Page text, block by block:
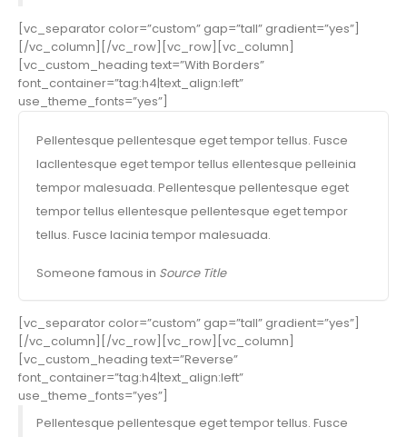
[vc_separator color=”custom” gap=”tall” gradient=”yes”]
[/vc_column][/vc_row][vc_row][vc_column]
[vc_custom_heading text=”With Borders”
font_container=”tag:h4|text_align:left”
use_theme_fonts=”yes”]
Pellentesque pellentesque eget tempor tellus. Fusce
lacllentesque eget tempor tellus ellentesque pelleinia
tempor malesuada. Pellentesque pellentesque eget
tempor tellus ellentesque pellentesque eget tempor
tellus. Fusce lacinia tempor malesuada.
Someone famous in Source Title
[vc_separator color=”custom” gap=”tall” gradient=”yes”]
[/vc_column][/vc_row][vc_row][vc_column]
[vc_custom_heading text=”Reverse”
font_container=”tag:h4|text_align:left”
use_theme_fonts=”yes”]
Pellentesque pellentesque eget tempor tellus. Fusce